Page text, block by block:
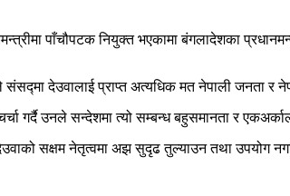
पाँचौपटक नियुक्त भएकामा बंगलादेशका
संसद्मा देउवालाई प्राप्त अत्यधिक मत नेपाली जनता
गर्दै उनले सन्देशमा त्यो सम्बन्ध बहुसमानता र
सक्षम नेतृत्वमा अझ सुदृढ तुल्याउन तथा उपयोग